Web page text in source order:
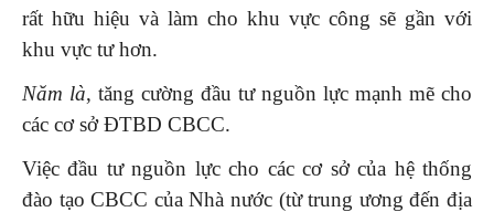
rất hữu hiệu và làm cho khu vực công sẽ gần với
khu vực tư hơn.
Năm là, tăng cường đầu tư nguồn lực mạnh mẽ cho
các cơ sở ĐTBD CBCC.
Việc đầu tư nguồn lực cho các cơ sở của hệ thống
đào tạo CBCC của Nhà nước (từ trung ương đến địa